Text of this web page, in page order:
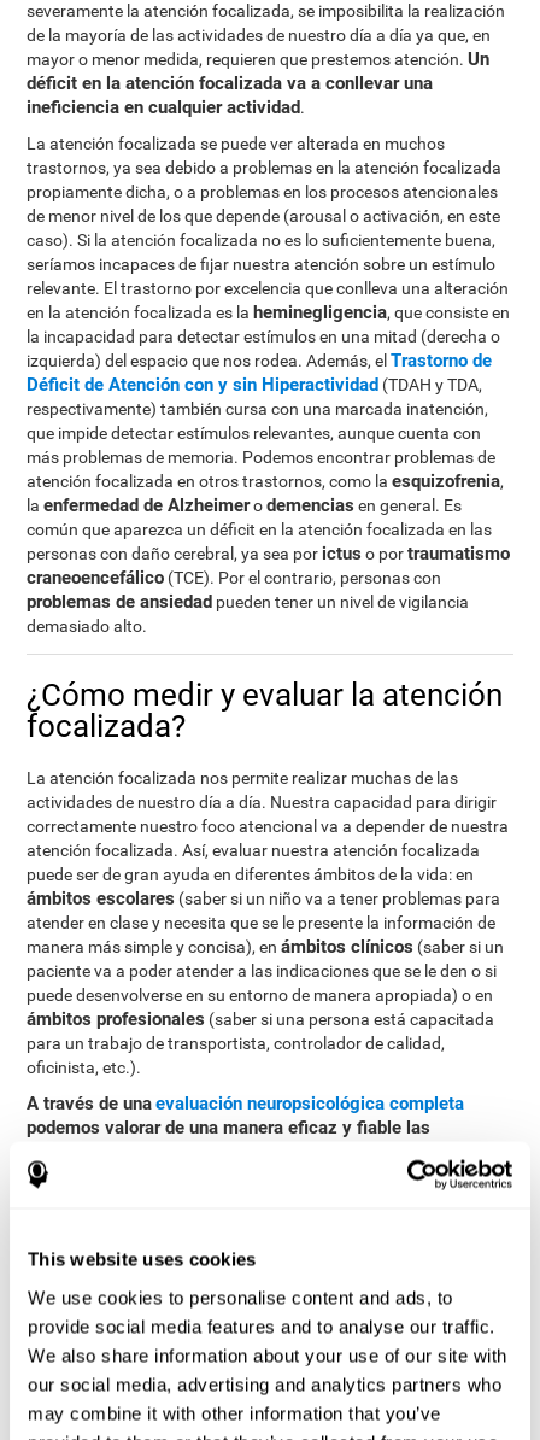
This website uses cookies
We use cookies to personalise content and ads, to
provide social media features and to analyse our traffic.
We also share information about your use of our site with
our social media, advertising and analytics partners who
may combine it with other information that you’ve
severamente la atención focalizada, se imposibilita la realización
de la mayoría de las actividades de nuestro día a día ya que, en
mayor o menor medida, requieren que prestemos atención.Un
déficit en la atención focalizada va a conllevar una
ineficiencia en cualquier actividad.
La atención focalizada se puede ver alterada en muchos
trastornos, ya sea debido a problemas en la atención focalizada
propiamente dicha, o a problemas en los procesos atencionales
de menor nivel de los que depende (arousal o activación, en este
caso). Si la atención focalizada no es lo suficientemente buena,
seríamos incapaces de fijar nuestra atención sobre un estímulo
relevante. El trastorno por excelencia que conlleva una alteración
en la atención focalizada es la heminegligencia, que consiste en
la incapacidad para detectar estímulos en una mitad (derecha o
izquierda) del espacio que nos rodea. Además, elTrastorno de
Déficit de Atención con y sin Hiperactividad (TDAH y TDA,
respectivamente) también cursa con una marcada inatención,
que impide detectar estímulos relevantes, aunque cuenta con
más problemas de memoria. Podemos encontrar problemas de
atención focalizada en otros trastornos, como laesquizofrenia,
laenfermedad de Alzheimerodemencias en general. Es
común que aparezca un déficit en la atención focalizada en las
personas con daño cerebral, ya sea por ictus o portraumatismo
craneoencefálico (TCE). Por el contrario, personas con
problemas de ansiedad pueden tener un nivel de vigilancia
demasiado alto.
¿Cómo medir y evaluar la atención
focalizada?
La atención focalizada nos permite realizar muchas de las
actividades de nuestro día a día. Nuestra capacidad para dirigir
correctamente nuestro foco atencional va a depender de nuestra
atención focalizada. Así, evaluar nuestra atención focalizada
puede ser de gran ayuda en diferentes ámbitos de la vida: en
ámbitos escolares (saber si un niño va a tener problemas para
atender en clase y necesita que se le presente la información de
manera más simple y concisa), enámbitos clínicos (saber si un
paciente va a poder atender a las indicaciones que se le den o si
puede desenvolverse en su entorno de manera apropiada) o en
ámbitos profesionales (saber si una persona está capacitada
para un trabajo de transportista, controlador de calidad,
oficinista, etc.).
A través de unaevaluación neuropsicológica completa
podemos valorar de una manera eficaz y fiable las
focalizada
para evaluar la atención
Visual Organisation Task (VOT). Esta prueba ayuda a evaluar
otras alteraciones de conducta como la inquietud o la
impulsividad, la ansiedad y la inatención, entre otras. Además de
la atención focalizada, el test también mide inhibición y
flexibilidad cognitiva.
Test de Celeridad REST-HECOOR: Aparece en la pantalla un
cuadrado azul. Habrá que pulsar tan rápido como sea
posible el botón situándose dentro del cuadrado. Cuantos